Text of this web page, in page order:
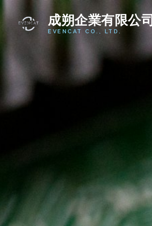
成朔企業有限公司
EVENCAT CO., LTD.